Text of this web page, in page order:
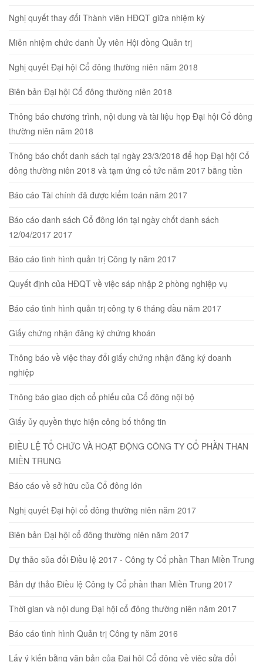
Nghị quyết thay đổi Thành viên HĐQT giữa nhiệm kỳ
Miễn nhiệm chức danh Ủy viên Hội đồng Quản trị
Nghị quyết Đại hội Cổ đông thường niên năm 2018
Biên bản Đại hội Cổ đông thường niên 2018
Thông báo chương trình, nội dung và tài liệu họp Đại hội Cổ đông
thường niên năm 2018
Thông báo chốt danh sách tại ngày 23/3/2018 để họp Đại hội Cổ
đông thường niên 2018 và tạm ứng cổ tức năm 2017 bằng tiền
Báo cáo Tài chính đã được kiểm toán năm 2017
Báo cáo danh sách Cổ đông lớn tại ngày chốt danh sách
12/04/2017 2017
Báo cáo tình hình quản trị Công ty năm 2017
Quyết định của HĐQT về việc sáp nhập 2 phòng nghiệp vụ
Báo cáo tình hình quản trị công ty 6 tháng đầu năm 2017
Giấy chứng nhận đăng ký chứng khoán
Thông báo về việc thay đổi giấy chứng nhận đăng ký doanh
nghiệp
Thông báo giao dịch cổ phiếu của Cổ đông nội bộ
Giấy ủy quyền thực hiện công bố thông tin
ĐIỀU LỆ TỔ CHỨC VÀ HOẠT ĐỘNG CÔNG TY CỔ PHẦN THAN
MIỀN TRUNG
Báo cáo về sở hữu của Cổ đông lớn
Nghị quyết Đại hội cổ đông thường niên năm 2017
Biên bản Đại hội cổ đông thường niên năm 2017
Dự thảo sủa đổi Điều lệ 2017 - Công ty Cổ phần Than Miền Trung
Bản dự thảo Điều lệ Công ty Cổ phần than Miền Trung 2017
Thời gian và nội dung Đại hội cổ đông thường niên năm 2017
Báo cáo tình hình Quản trị Công ty năm 2016
Lấy ý kiến bằng văn bản của Đại hội Cổ đông về việc sửa đổi